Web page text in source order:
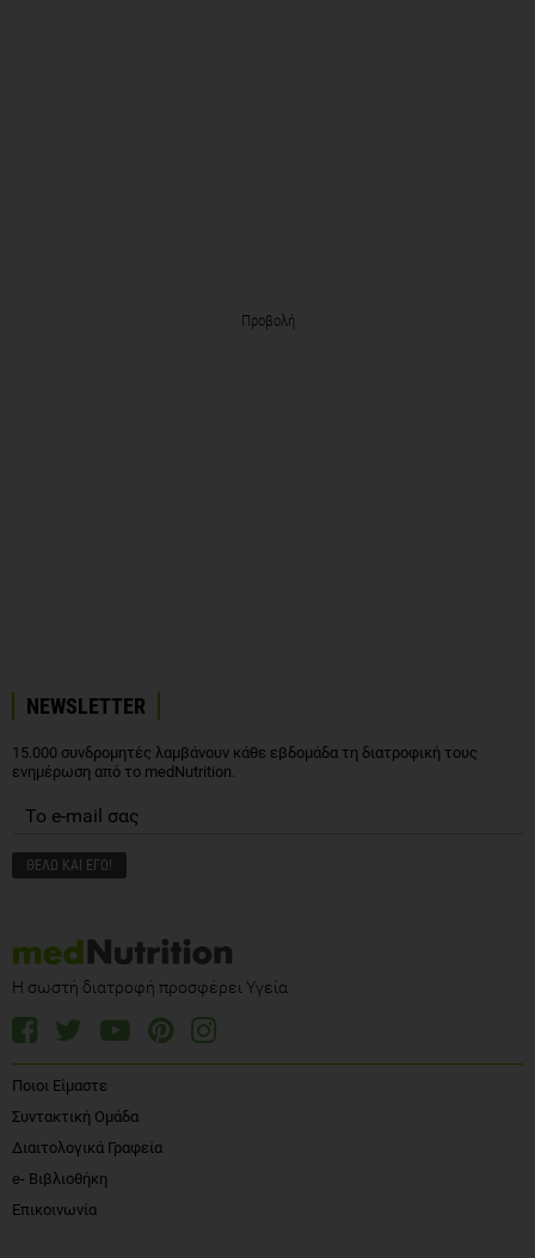
Προβολή
NEWSLETTER
15.000 συνδρομητές λαμβάνουν κάθε εβδομάδα τη διατροφική τους
ενημέρωση από το medNutrition.
Η σωστή διατροφή προσφέρει Υγεία
Ποιοι Είμαστε
Συντακτική Ομάδα
Διαιτολογικά Γραφεία
e- Βιβλιοθήκη
Επικοινωνία